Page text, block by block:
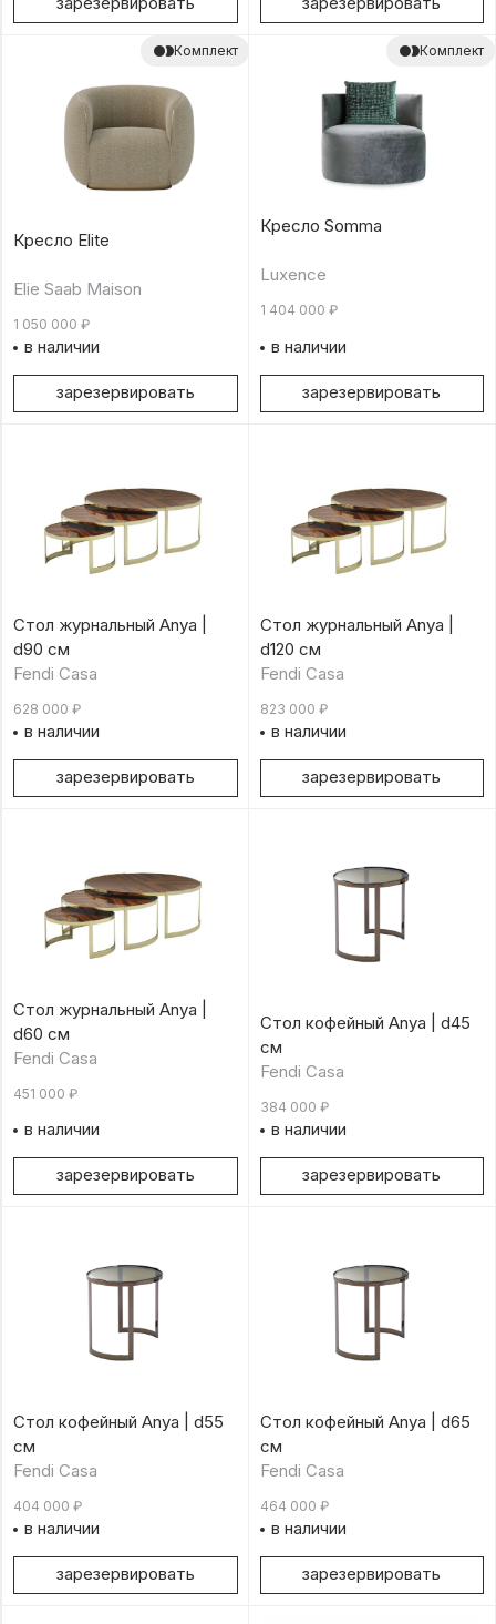
Комплект
Кресло Elite
Elie Saab Maison
1 050 000 ₽
в наличии
зарезервировать
Комплект
Кресло Somma
Luxence
1 404 000 ₽
в наличии
зарезервировать
Стол журнальный Anya |
d90 см
Fendi Casa
628 000 ₽
в наличии
зарезервировать
Стол журнальный Anya |
d120 см
Fendi Casa
823 000 ₽
в наличии
зарезервировать
Стол журнальный Anya |
d60 см
Fendi Casa
451 000 ₽
в наличии
зарезервировать
Стол кофейный Anya | d45
см
Fendi Casa
384 000 ₽
в наличии
зарезервировать
Стол кофейный Anya | d55
см
Fendi Casa
404 000 ₽
в наличии
зарезервировать
Стол кофейный Anya | d65
см
Fendi Casa
464 000 ₽
в наличии
зарезервировать